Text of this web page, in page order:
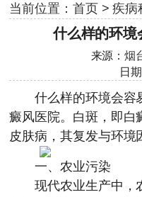
当前位置： 首页>疾病
什么样的环境
来源：烟
日期
什么样的环境会容
癜风医院。白斑，即白
皮肤病，其复发与环境
一、农业污染
现代农业生产中，